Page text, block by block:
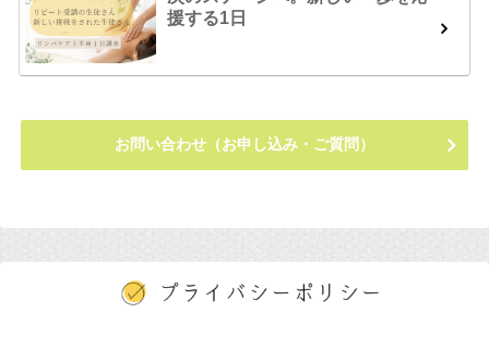
援する1日
お問い合わせ（お申し込み・ご質問）